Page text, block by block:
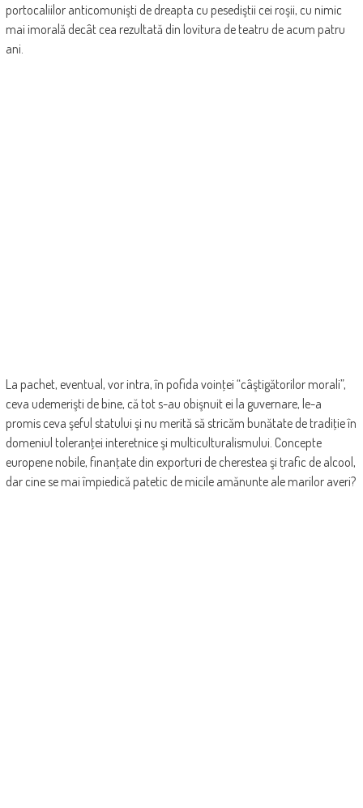
­portocaliilor anticomunişti de dreapta cu pesediştii cei roşii, cu nimic
mai imorală decât cea rezultată din lovitura de teatru de acum patru
ani.
La pachet, eventual, vor intra, în pofida voinţei “câştigătorilor morali”,
ceva udemerişti de bine, că tot s-au obişnuit ei la guvernare, le-a
promis ceva şeful ­statului şi nu merită să stricăm bunătate de tradiţie în
domeniul ­toleranţei interetnice şi multiculturalismului. Concepte
europene nobile, finanţate din exporturi de cherestea şi trafic de alcool,
dar cine se mai împiedică patetic de micile amănunte ale marilor averi?